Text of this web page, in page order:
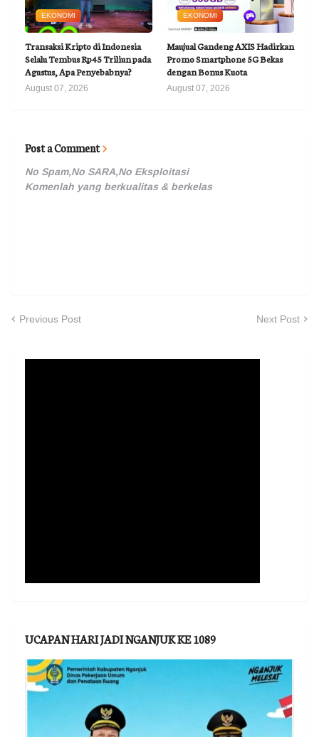
EKONOMI
Transaksi Kripto di Indonesia
Selalu Tembus Rp45 Triliun pada
Agustus, Apa Penyebabnya?
August 07, 2026
EKONOMI
Maujual Gandeng AXIS Hadirkan
Promo Smartphone 5G Bekas
dengan Bonus Kuota
August 07, 2026
Post a Comment
No Spam,No SARA,No Eksploitasi
Komenlah yang berkualitas & berkelas
Previous Post Next Post
UCAPAN HARI JADI NGANJUK KE 1089